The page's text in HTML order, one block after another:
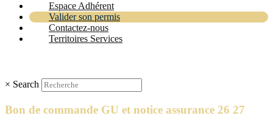
Espace Adhérent
Valider son permis
Contactez-nous
Territoires Services
× Search
Bon de commande GU et notice assurance 26 27